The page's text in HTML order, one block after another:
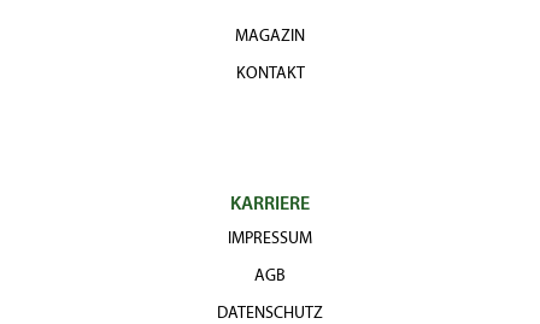
MAGAZIN
KONTAKT
KARRIERE
IMPRESSUM
AGB
DATENSCHUTZ